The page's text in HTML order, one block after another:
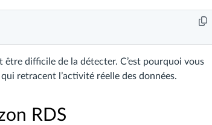
difficile de la détecter. C’est pourquoi vous
retracent l’activité réelle des données.
RDS